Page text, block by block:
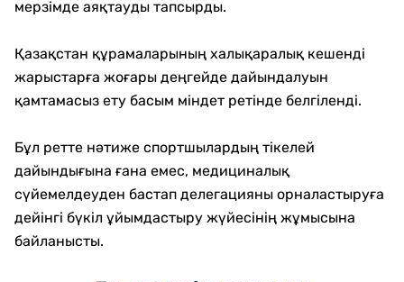
мерзімде аяқтауды тапсырды.
Қазақстан құрамаларының халықаралық кешенді
жарыстарға жоғары деңгейде дайындалуын
қамтамасыз ету басым міндет ретінде белгіленді.
Бұл ретте нәтиже спортшылардың тікелей
дайындығына ғана емес, медициналық
сүйемелдеуден бастап делегацияны орналастыруға
дейінгі бүкіл ұйымдастыру жүйесінің жұмысына
байланысты.